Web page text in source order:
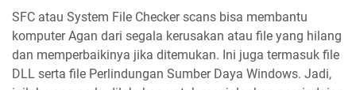
SFC atau System File Checker scans bisa membantu
komputer Agan dari segala kerusakan atau file yang hilang
dan memperbaikinya jika ditemukan. Ini juga termasuk file
DLL serta file Perlindungan Sumber Daya Windows. Jadi,